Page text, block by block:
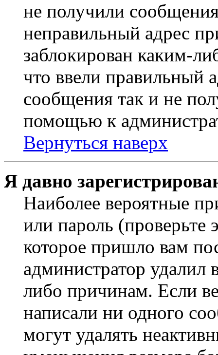
не получили
неправильный адрес
заблокирован каким-
что ввели правильный
сообщения так и не
помощью к
Вернуться наверх
Я давно
Наиболее вероятные
или пароль (проверьте
которое пришло вам
администратор
либо причинам. Если
написали ни одного
могут удалять